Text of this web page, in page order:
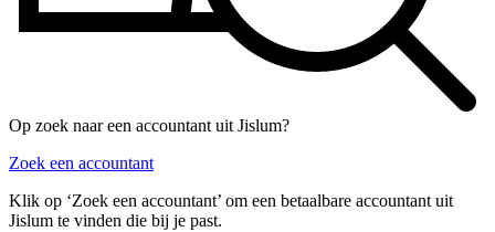
Op zoek naar een accountant uit Jislum?
Zoek een accountant
Klik op ‘Zoek een accountant’ om een betaalbare accountant uit
Jislum te vinden die bij je past.